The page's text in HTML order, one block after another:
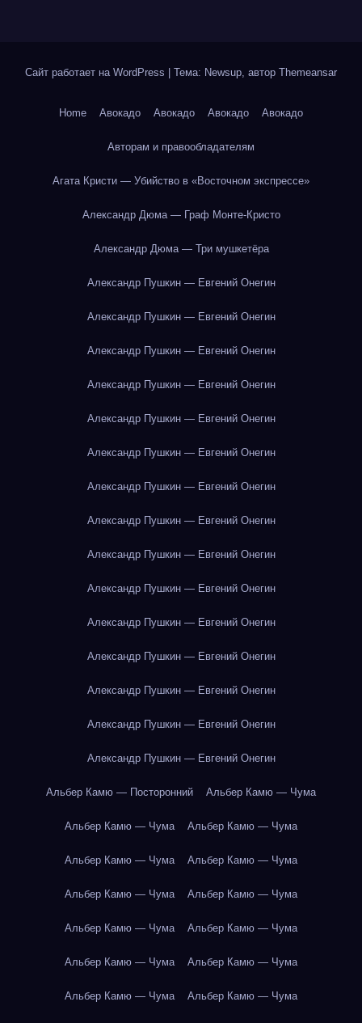
Сайт работает на WordPress Тема: Newsup, автор Themeansar
Home Авокадо Авокадо Авокадо Авокадо
Авторам и правообладателям
Агата Кристи — Убийство в «Восточном экспрессе»
Александр Дюма — Граф Монте-Кристо
Александр Дюма — Три мушкетёра
Александр Пушкин — Евгений Онегин
Александр Пушкин — Евгений Онегин
Александр Пушкин — Евгений Онегин
Александр Пушкин — Евгений Онегин
Александр Пушкин — Евгений Онегин
Александр Пушкин — Евгений Онегин
Александр Пушкин — Евгений Онегин
Александр Пушкин — Евгений Онегин
Александр Пушкин — Евгений Онегин
Александр Пушкин — Евгений Онегин
Александр Пушкин — Евгений Онегин
Александр Пушкин — Евгений Онегин
Александр Пушкин — Евгений Онегин
Александр Пушкин — Евгений Онегин
Александр Пушкин — Евгений Онегин
Альбер Камю — Посторонний Альбер Камю — Чума
Альбер Камю — Чума Альбер Камю — Чума
Альбер Камю — Чума Альбер Камю — Чума
Альбер Камю — Чума Альбер Камю — Чума
Альбер Камю — Чума Альбер Камю — Чума
Альбер Камю — Чума Альбер Камю — Чума
Альбер Камю — Чума Альбер Камю — Чума